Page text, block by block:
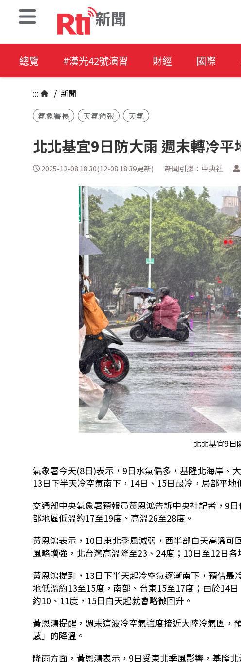
新聞
總覽 #漢光42號演習 財經 國際
::: / 新聞
氣象署長
天氣預報 天氣
北北基宜9日防大雨 週末轉冷平
2025-12-08 18:30(12-08 18:39更新) 新聞引據：中央社
北北基宜9日
氣象署今天(8日)表示，9日水氣偏多，基隆北海岸、
13日下半天冷空氣南下，14日、15日最冷，局部平地
交通部中央氣象署預報員黃恩鴻告訴中央社記者，9
部地區低溫約17至19度、高溫26至28度。
黃恩鴻表示，10日東北季風減弱，西半部白天高溫
風略增強，北台灣高溫降至23、24度；10日至12日
黃恩鴻提到，13日下半天起冷空氣逐漸南下，預估
地低溫約13至15度，南部、台東15至17度；由於14
約10、11度，15日白天起就會略微回升。
黃恩鴻提醒，週末這波冷空氣強度接近大陸冷氣團，
感」的降溫。
降雨方面，黃恩鴻表示，9日受東北季風影響，基隆